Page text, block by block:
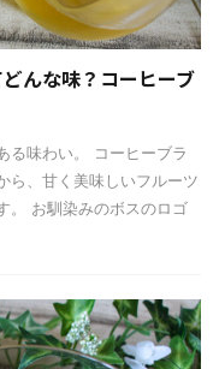
んな味？コーヒーブ
る味わい。 コーヒーブラ
ら、甘く美味しいフルーツ
。 お馴染みのボスのロゴ